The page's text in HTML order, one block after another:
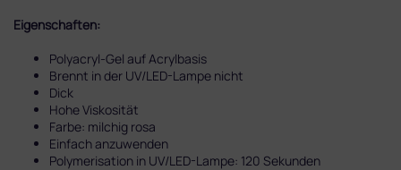
Eigenschaften:
Polyacryl-Gel auf Acrylbasis
Brennt in der UV/LED-Lampe nicht
Dick
Hohe Viskosität
Farbe: milchig rosa
Einfach anzuwenden
Polymerisation in UV/LED-Lampe: 120 Sekunden